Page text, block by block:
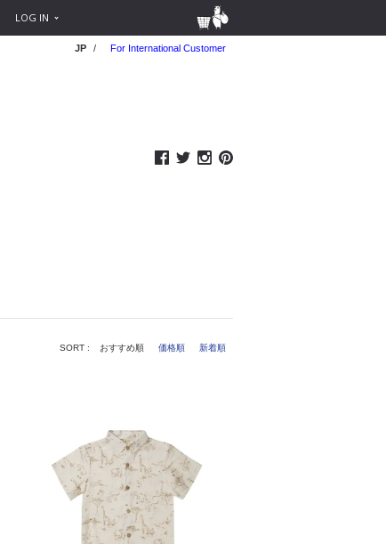
LOG IN
JP / For International Customer
SORT : おすすめ順 価格順 新着順